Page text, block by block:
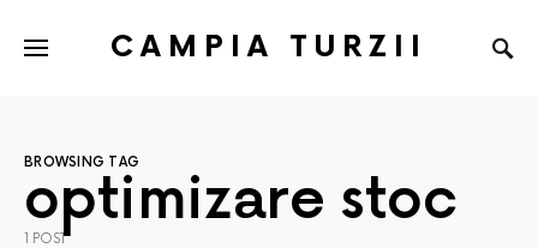
CAMPIA TURZII
BROWSING TAG
optimizare stoc
1 POST